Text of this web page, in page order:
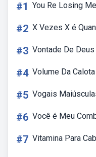
#1 You Re Losing
#2 X Vezes X é
#3 Vontade De
#4 Volume Da
#5 Vogais
#6 Você é Meu
#7 Vitamina Para